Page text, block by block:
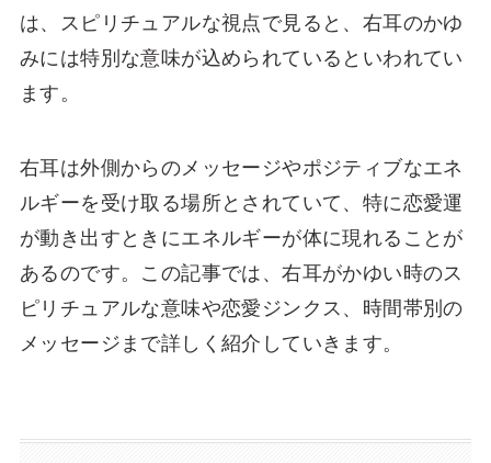
は、スピリチュアルな視点で見ると、右耳のかゆ
みには特別な意味が込められているといわれてい
ます。
右耳は外側からのメッセージやポジティブなエネ
ルギーを受け取る場所とされていて、特に恋愛運
が動き出すときにエネルギーが体に現れることが
あるのです。この記事では、右耳がかゆい時のス
ピリチュアルな意味や恋愛ジンクス、時間帯別の
メッセージまで詳しく紹介していきます。